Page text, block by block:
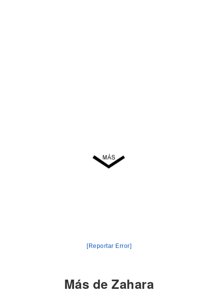
[Reportar Error]
Más de Zahara